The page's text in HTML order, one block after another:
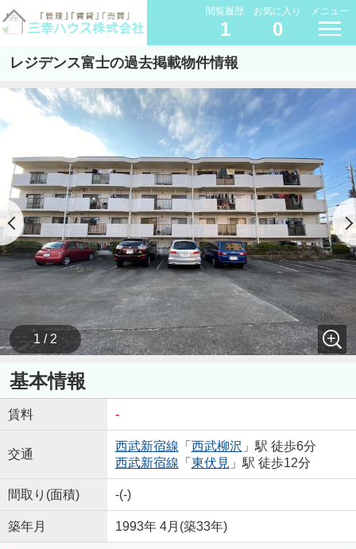
閲覧履歴
1
お気に入り
0
メニュー
レジデンス富士の過去掲載物件情報
1 / 2
基本情報
賃料 -
交通
西武新宿線 「 西武柳沢 」駅 徒歩6分
西武新宿線 「 東伏見 」駅 徒歩12分
間取り(面積) -(-)
築年月 1993年 4月(築33年)